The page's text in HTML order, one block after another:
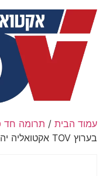
עמוד הבית / תרומה חד
בערוץ TOV אקטואליה יהודית